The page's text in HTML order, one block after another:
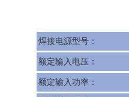
焊接电源型号：
额定输入电压：
额定输入功率：